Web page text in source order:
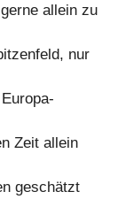
allein zu
nur
Zeit allein
geschätzt